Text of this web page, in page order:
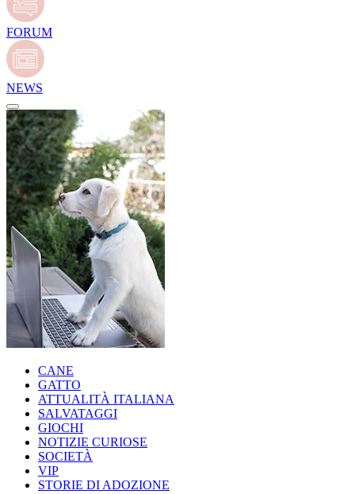
FORUM
NEWS
CANE
GATTO
ATTUALITÀ ITALIANA
SALVATAGGI
GIOCHI
NOTIZIE CURIOSE
SOCIETÀ
VIP
STORIE DI ADOZIONE